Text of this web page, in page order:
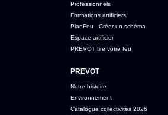
Professionnels
Formations artificiers
PlanFeu - Créer un schéma
Espace artificier
PREVOT tire votre feu
PREVOT
Notre histoire
Environnement
Catalogue collectivités 2026